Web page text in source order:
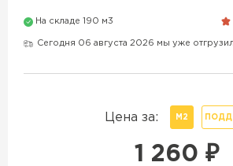
На складе 190 м3
Сегодня 06 августа 2026 мы уже
Цена за: М2
1 260 ₽
ПОКАЗАТЬ БОЛЬШЕ
ВСЕ